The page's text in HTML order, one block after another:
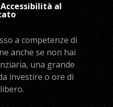
al
a competenze di
anche se non hai
una grande
investire o ore di